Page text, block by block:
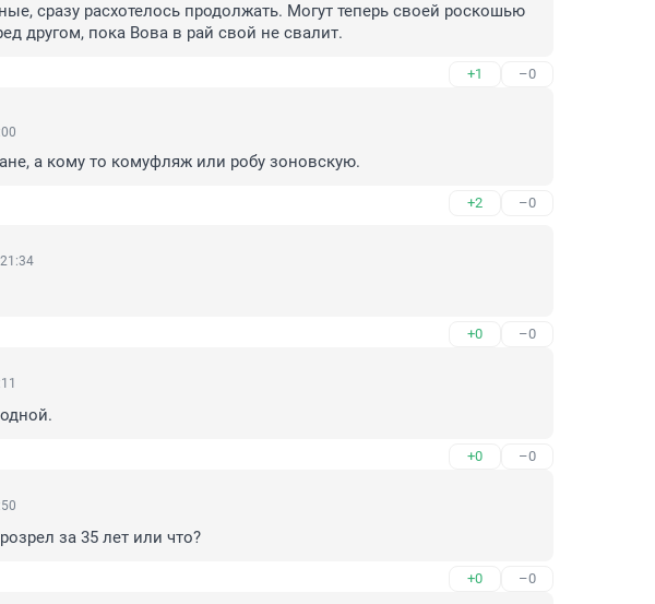
сразу расхотелось продолжать. Могут теперь своей роскошью
другом, пока Вова в рай свой не свалит.
+1 –0
а кому то комуфляж или робу зоновскую.
+2 –0
+0 –0
+0 –0
за 35 лет или что?
+0 –0